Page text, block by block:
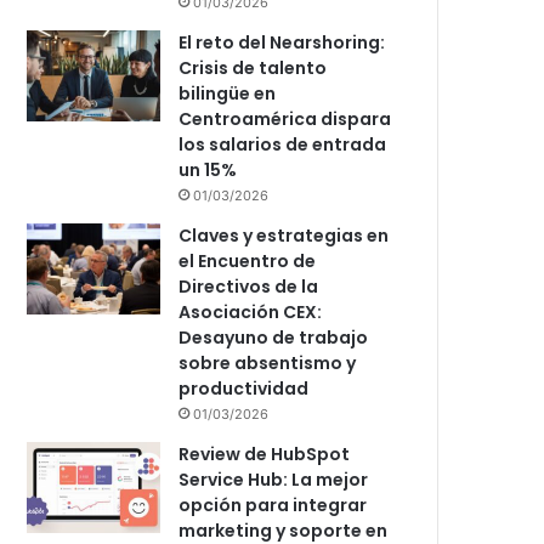
El reto del Nearshoring:
Crisis de talento
bilingüe en
Centroamérica dispara
los salarios de entrada
un 15%
01/03/2026
Claves y estrategias en
el Encuentro de
Directivos de la
Asociación CEX:
Desayuno de trabajo
sobre absentismo y
productividad
01/03/2026
Review de HubSpot
Service Hub: La mejor
opción para integrar
marketing y soporte en